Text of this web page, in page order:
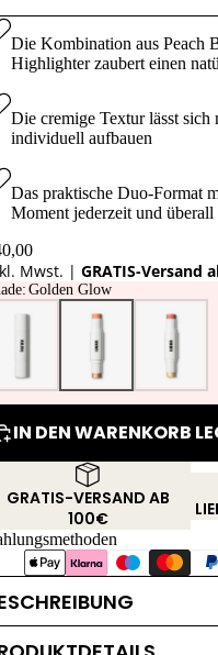
Die Kombination aus Peach
Highlighter zaubert einen
Die cremige Textur lässt sich
individuell aufbauen
Das praktische Duo-Format
Moment jederzeit und
Mwst. | GRATIS-Versand
: Golden Glow
IN DEN WARENKORB
GRATIS-VERSAND AB
100€